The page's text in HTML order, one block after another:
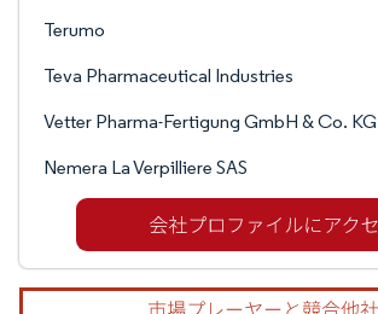
Terumo
Teva Pharmaceutical Industries
Vetter Pharma-Fertigung GmbH & Co. KG
Nemera La Verpilliere SAS